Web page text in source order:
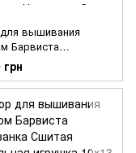
вышивания
Барвиста
Сшитая
игрушка 10х13
грн